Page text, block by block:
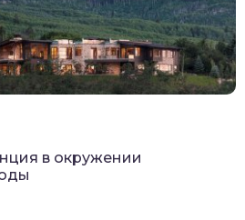
в окружении